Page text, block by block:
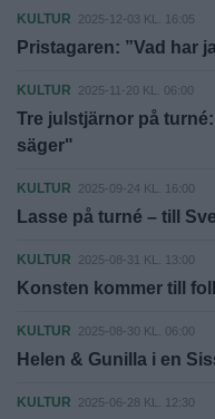
KULTUR 2025-12-03 KL. 16:05
Pristagaren: ”Vad har
KULTUR 2025-11-20 KL. 06:00
Tre julstjärnor på
säger"
KULTUR 2025-09-24 KL. 16:00
Lasse på turné – till
KULTUR 2025-08-31 KL. 13:00
Konsten kommer till
KULTUR 2025-08-30 KL. 06:00
Helen & Gunilla i en
KULTUR 2025-06-28 KL. 12:30